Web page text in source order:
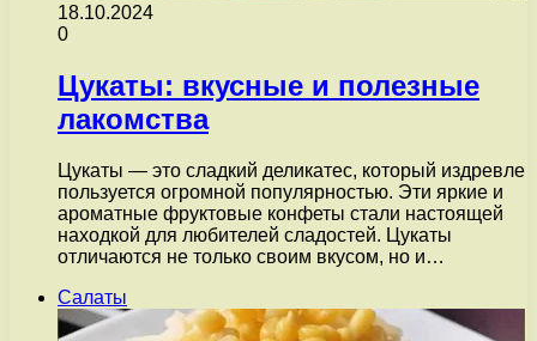
18.10.2024
0
Цукаты: вкусные и полезные
лакомства
Цукаты — это сладкий деликатес, который издревле
пользуется огромной популярностью. Эти яркие и
ароматные фруктовые конфеты стали настоящей
находкой для любителей сладостей. Цукаты
отличаются не только своим вкусом, но и…
Салаты